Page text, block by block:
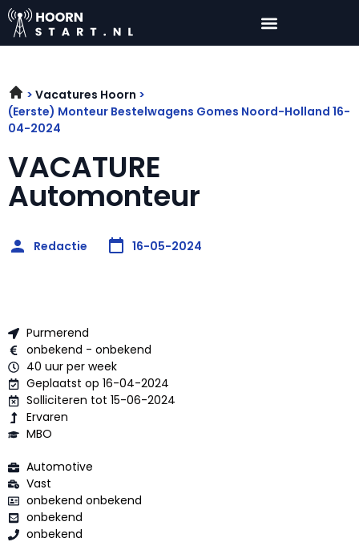
Vacatures Hoorn
(Eerste) Monteur Bestelwagens Gomes Noord-Holland 16-
04-2024
VACATURE
Automonteur
Redactie 16-05-2024
Purmerend
onbekend - onbekend
40 uur per week
Geplaatst op 16-04-2024
Solliciteren tot 15-06-2024
Ervaren
MBO
Automotive
Vast
onbekend onbekend
onbekend
onbekend